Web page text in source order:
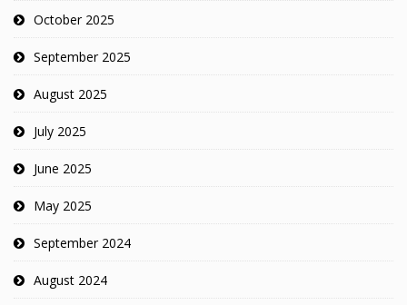
October 2025
September 2025
August 2025
July 2025
June 2025
May 2025
September 2024
August 2024